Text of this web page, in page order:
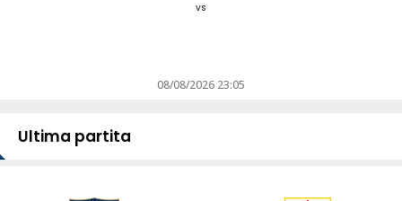
vs
08/08/2026 23:05
Ultima partita